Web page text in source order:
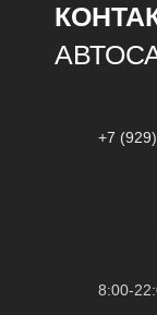
+7
8:00-